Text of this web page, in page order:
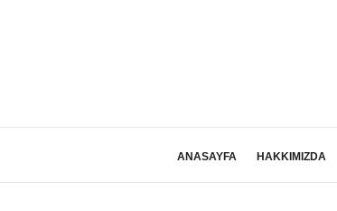
ANASAYFA HAKKIMIZDA